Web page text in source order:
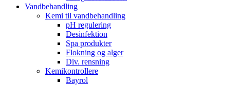
Vandbehandling
Kemi til vandbehandling
pH regulering
Desinfektion
Spa produkter
Flokning og alger
Div. rensning
Kemikontrollere
Bayrol